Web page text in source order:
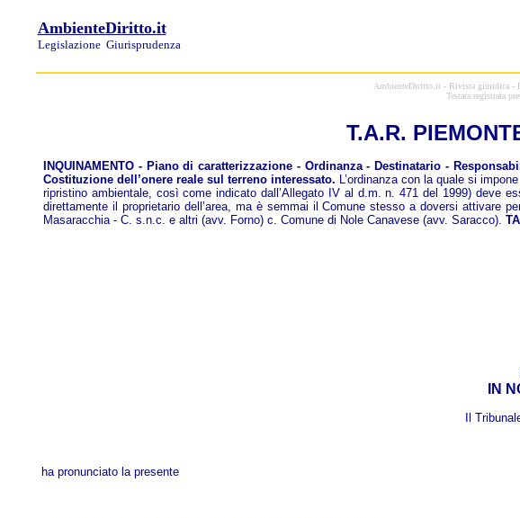
AmbienteDiritto.it
Legislazione Giurisprudenza
AmbienteDiritto.it - Rivista giuridica -
Testata registrata
T.A.R.
INQUINAMENTO - Piano di caratterizzazione - Ordinanza - Destinatario -
Costituzione dell’onere reale sul terreno interessato. L’ordinanza con la quale si
ripristino ambientale, così come indicato dall’Allegato IV al d.m. n. 471 del 1999) deve
direttamente il proprietario dell’area, ma è semmai il Comune stesso a doversi attivare
Masaracchia - C. s.n.c. e altri (avv. Forno) c. Comune di Nole Canavese (avv. Saracco).
IN
Il
ha pronunciato la presente